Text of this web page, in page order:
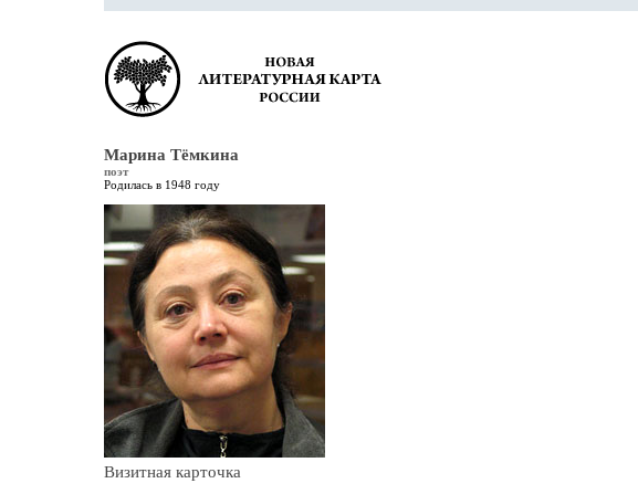
Марина Тёмкина
поэт
Родилась в 1948 году
Визитная карточка